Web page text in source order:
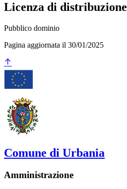
Licenza di distribuzione
Pubblico dominio
Pagina aggiornata il 30/01/2025
Comune di Urbania
Amministrazione